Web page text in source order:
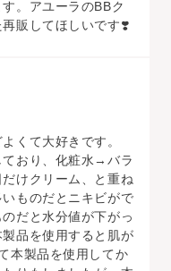
。アユーラのBBク
販してほしいです❣️
くて大好きです。
ており、化粧水→バラ
けクリーム、と重ね
ものだとニキビがで
だと水分値が下がっ
品を使用すると肌が
本製品を使用してか